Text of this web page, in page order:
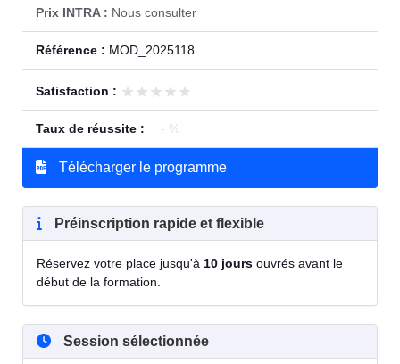
Prix INTRA : Nous consulter
Référence : MOD_2025118
Satisfaction : ★★★★★
★★★★★
Taux de réussite : - %
Télécharger le programme
Préinscription rapide et flexible
Réservez votre place jusqu'à 10 jours ouvrés avant le
début de la formation.
Session sélectionnée